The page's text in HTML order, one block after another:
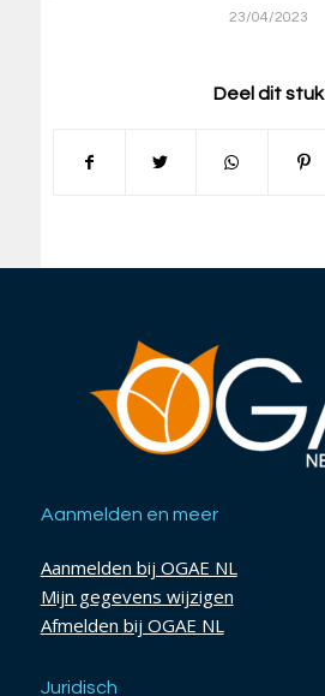
23/04/2023
Deel dit stuk
Aanmelden en meer
Aanmelden bij OGAE NL
Mijn gegevens wijzigen
Afmelden bij OGAE NL
Juridisch